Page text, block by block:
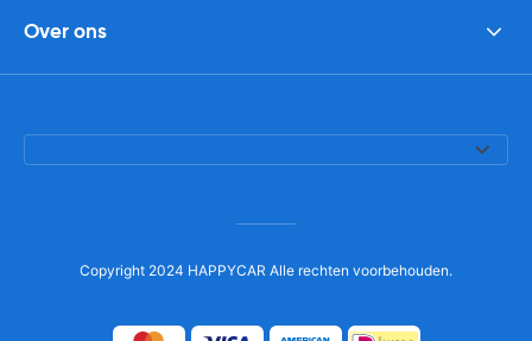
Over ons
Copyright 2024 HAPPYCAR Alle rechten voorbehouden.